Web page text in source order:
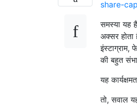
समस्या यह
अक्सर
की बहुत
यह
तो, सवाल